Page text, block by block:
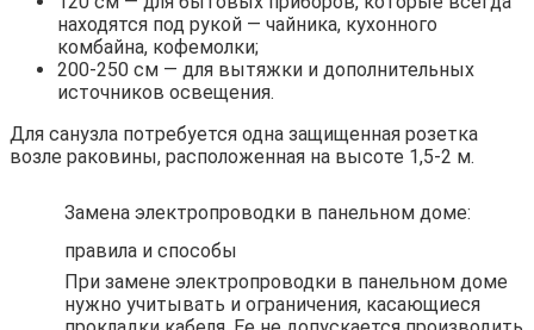
находятся под рукой — чайника, кухонного
комбайна, кофемолки;
200-250 см — для вытяжки и дополнительных
источников освещения.
Для санузла потребуется одна защищенная розетка
возле раковины, расположенная на высоте 1,5-2 м.
Замена электропроводки в панельном доме:
правила и способы
При замене электропроводки в панельном доме
нужно учитывать и ограничения, касающиеся